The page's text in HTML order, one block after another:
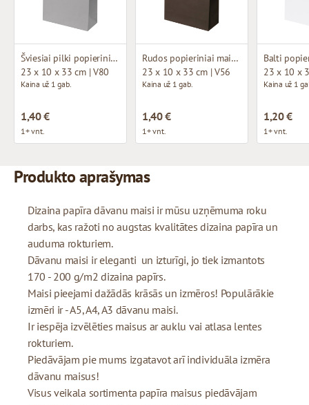
Šviesiai pilki popieriniai maišeliai su medžiaginėmis rankenomis
23 x 10 x 33 cm | V80
Kaina už 1 gab.
1,40 €
1+ vnt.
Rudos popieriniai maišeliai su medžiaginėmis rankenomis
23 x 10 x 33 cm | V56
Kaina už 1 gab.
1,40 €
1+ vnt.
23 x 10 x
Kaina už 1
1,20 €
1+ vnt.
Produkto aprašymas
Dizaina papīra dāvanu maisi ir mūsu uzņēmuma roku
darbs, kas ražoti no augstas kvalitātes dizaina papīra un
auduma rokturiem.
Dāvanu maisi ir eleganti un izturīgi, jo tiek izmantots
170 - 200 g/m2 dizaina papīrs.
Maisi pieejami dažādās krāsās un izmēros! Populārākie
izmēri ir - A5, A4, A3 dāvanu maisi.
Ir iespēja izvēlēties maisus ar auklu vai atlasa lentes
rokturiem.
Piedāvājam pie mums izgatavot arī individuāla izmēra
dāvanu maisus!
Visus veikala sortimenta papīra maisus piedāvājam